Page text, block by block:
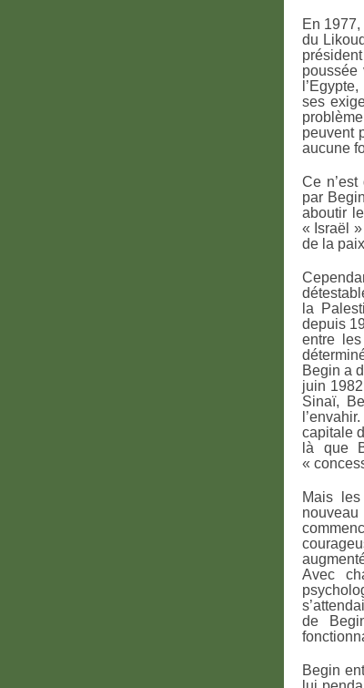
En
du
poussée
ses
peuvent
aucune
Ce
par
aboutir
« Israël
de la
la
depuis
entre
Begin a
juin
Sinaï,
capitale
là que
«
Mais
Avec
de
Begin